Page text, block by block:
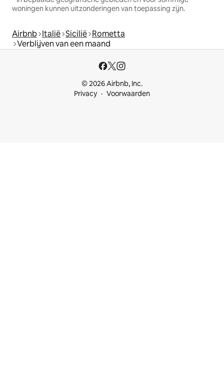
woningen kunnen uitzonderingen van toepassing zijn.
Airbnb Italië Sicilië Rometta
Verblijven van een maand
© 2026 Airbnb, Inc.
Privacy
Voorwaarden